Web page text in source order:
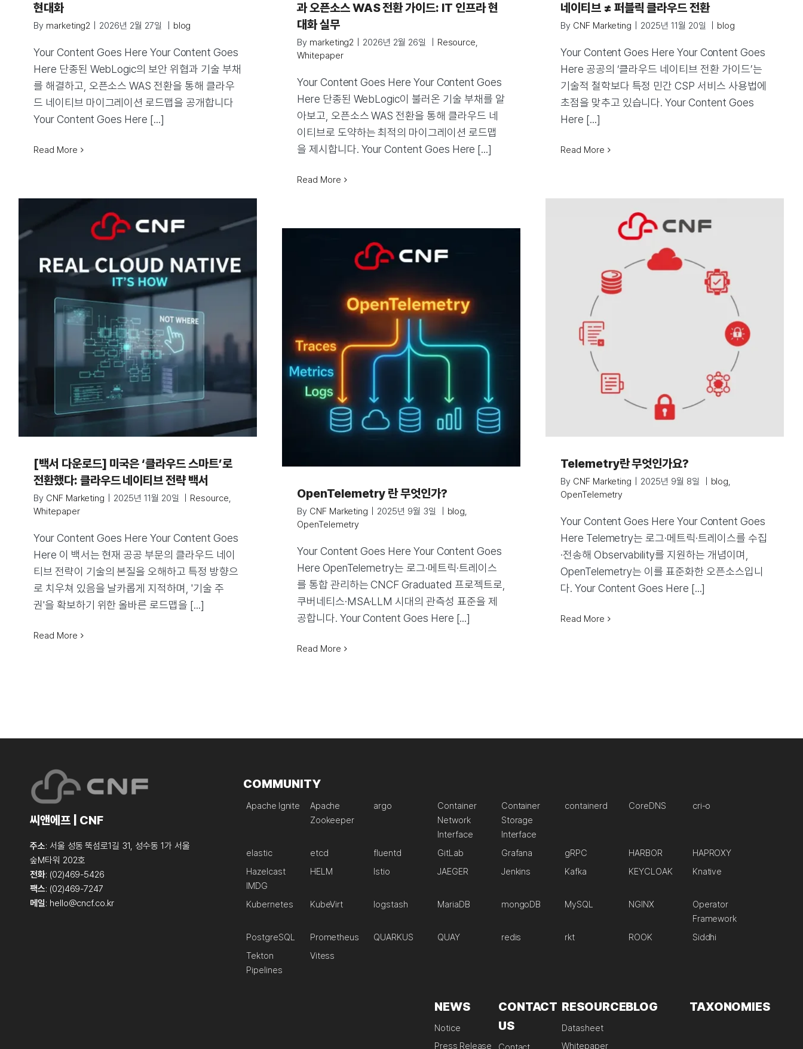
현대화
By marketing2 2026년 2월 27일 blog
Your Content Goes Here Your Content Goes
Here 단종된 WebLogic의 보안 위협과 기술 부채
를 해결하고, 오픈소스 WAS 전환을 통해 클라우
드 네이티브 마이그레이션 로드맵을 공개합니다
Your Content Goes Here [...]
Read More
과 오픈소스 WAS 전환 가이드: IT 인프라 현
대화 실무
By marketing2 2026년 2월 26일 Resource,
Whitepaper
Your Content Goes Here Your Content Goes
Here 단종된 WebLogic이 불러온 기술 부채를 알
아보고, 오픈소스 WAS 전환을 통해 클라우드 네
이티브로 도약하는 최적의 마이그레이션 로드맵
을 제시합니다. Your Content Goes Here [...]
Read More
네이티브 ≠ 퍼블릭 클라우드 전환
By CNF Marketing 2025년 11월 20일 blog
Your Content Goes Here Your Content Goes
Here 공공의 ‘클라우드 네이티브 전환 가이드’는
기술적 철학보다 특정 민간 CSP 서비스 사용법에
초점을 맞추고 있습니다. Your Content Goes
Here [...]
Read More
[백서 다운로드] 미국은 ‘클라우드 스마트’로
전환했다: 클라우드 네이티브 전략 백서
By CNF Marketing 2025년 11월 20일 Resource,
Whitepaper
Your Content Goes Here Your Content Goes
Here 이 백서는 현재 공공 부문의 클라우드 네이
티브 전략이 기술의 본질을 오해하고 특정 방향으
로 치우쳐 있음을 날카롭게 지적하며, '기술 주
권'을 확보하기 위한 올바른 로드맵을 [...]
Read More
Telemetry란 무엇인가요?
By CNF Marketing 2025년 9월 8일 blog,
OpenTelemetry
Your Content Goes Here Your Content Goes
Here Telemetry는 로그·메트릭·트레이스를 수집
·전송해 Observability를 지원하는 개념이며,
OpenTelemetry는 이를 표준화한 오픈소스입니
다. Your Content Goes Here [...]
Read More
OpenTelemetry 란 무엇인가?
By CNF Marketing 2025년 9월 3일 blog,
OpenTelemetry
Your Content Goes Here Your Content Goes
Here OpenTelemetry는 로그·메트릭·트레이스
를 통합 관리하는 CNCF Graduated 프로젝트로,
쿠버네티스·MSA·LLM 시대의 관측성 표준을 제
공합니다. Your Content Goes Here [...]
Read More
씨앤에프 | CNF
주소: 서울 성동 뚝섬로1길 31, 성수동 1가 서울
숲M타워 202호
전화: (02)469-5426
팩스: (02)469-7247
메일: hello@cncf.co.kr
COMMUNITY
Apache Ignite
Apache
Zookeeper
argo
Container
Network
Interface
Container
Storage
Interface
containerd CoreDNS cri-o
elastic etcd fluentd GitLab Grafana gRPC HARBOR
HAPROXY
Hazelcast
IMDG
HELM Istio JAEGER Jenkins Kafka KEYCLOAK Knative
Kubernetes KubeVirt logstash MariaDB mongoDB MySQL NGINX
Operator
Framework
PostgreSQL
Prometheus QUARKUS QUAY redis rkt ROOK
Siddhi
Tekton
Pipelines
Vitess
NEWS
Notice
Press Release
CONTACT
US
RESOURCE
Datasheet
Whitepaper
BLOG TAXONOMIES